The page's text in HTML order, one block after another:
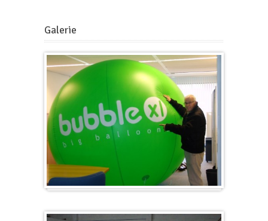
Galerie